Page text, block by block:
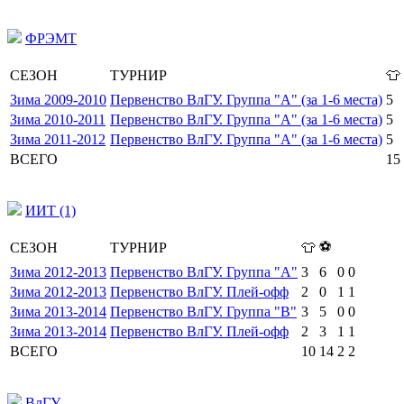
ФРЭМТ
СЕЗОН ТУРНИР 👕
Зима 2009-2010 Первенство ВлГУ. Группа "А" (за 1-6 места) 5
Зима 2010-2011 Первенство ВлГУ. Группа "А" (за 1-6 места) 5
Зима 2011-2012 Первенство ВлГУ. Группа "А" (за 1-6 места) 5
ВСЕГО
15
ИИТ (1)
СЕЗОН ТУРНИР 👕 ⚽
Зима 2012-2013 Первенство ВлГУ. Группа "А" 3 6 0 0
Зима 2012-2013 Первенство ВлГУ. Плей-офф 2 0 1 1
Зима 2013-2014 Первенство ВлГУ. Группа "B" 3 5 0 0
Зима 2013-2014 Первенство ВлГУ. Плей-офф 2 3 1 1
ВСЕГО
10 14 2 2